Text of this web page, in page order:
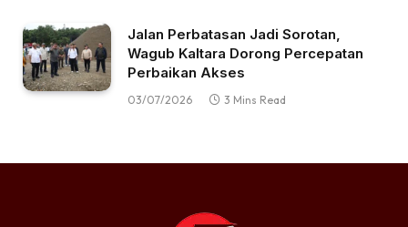
Jalan Perbatasan Jadi Sorotan,
Wagub Kaltara Dorong Percepatan
Perbaikan Akses
03/07/2026 3 Mins Read